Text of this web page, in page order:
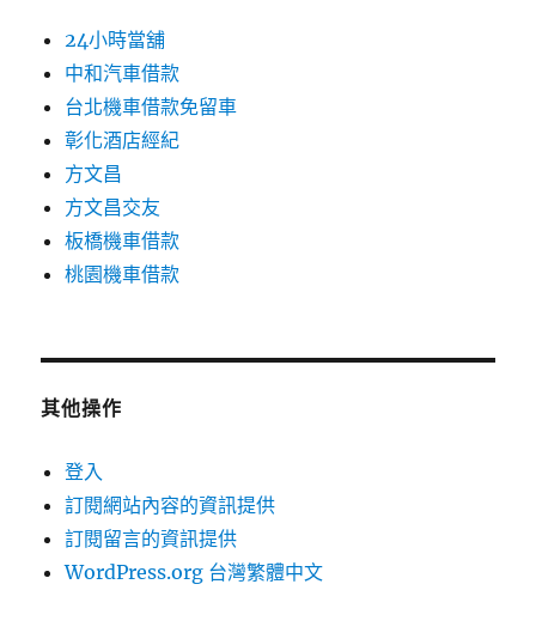
24小時當舖
中和汽車借款
台北機車借款免留車
彰化酒店經紀
方文昌
方文昌交友
板橋機車借款
桃園機車借款
其他操作
登入
訂閱網站內容的資訊提供
訂閱留言的資訊提供
WordPress.org 台灣繁體中文